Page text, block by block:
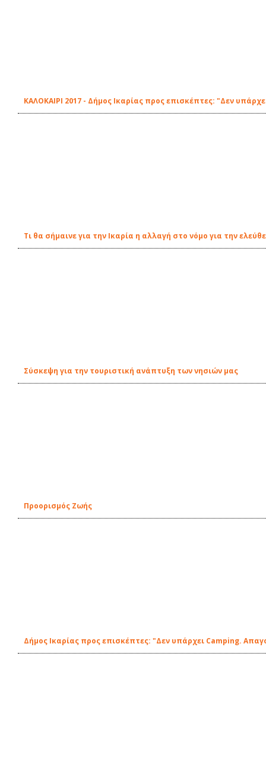
ΚΑΛΟΚΑΙΡΙ 2017 - Δήμος Ικαρίας προς επισκέπτες: "Δεν
Τι θα σήμαινε για την Ικαρία η αλλαγή στο νόμο για την
Σύσκεψη για την τουριστική ανάπτυξη των νησιών μας
Προορισμός Ζωής
Δήμος Ικαρίας προς επισκέπτες: "Δεν υπάρχει Camping.